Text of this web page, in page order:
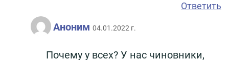
Ответить
Аноним 04.01.2022 г.
Почему у всех? У нас чиновники,